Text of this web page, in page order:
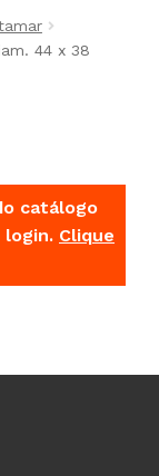
44 x 38
catálogo
Clique